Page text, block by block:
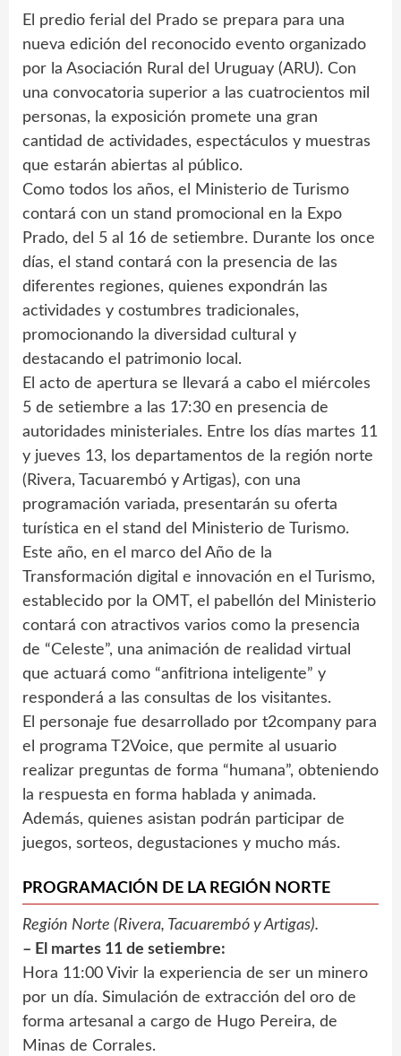
El predio ferial del Prado se prepara para una
nueva edición del reconocido evento organizado
por la Asociación Rural del Uruguay (ARU). Con
una convocatoria superior a las cuatrocientos mil
personas, la exposición promete una gran
cantidad de actividades, espectáculos y muestras
que estarán abiertas al público.
Como todos los años, el Ministerio de Turismo
contará con un stand promocional en la Expo
Prado, del 5 al 16 de setiembre. Durante los once
días, el stand contará con la presencia de las
diferentes regiones, quienes expondrán las
actividades y costumbres tradicionales,
promocionando la diversidad cultural y
destacando el patrimonio local.
El acto de apertura se llevará a cabo el miércoles
5 de setiembre a las 17:30 en presencia de
autoridades ministeriales. Entre los días martes 11
y jueves 13, los departamentos de la región norte
(Rivera, Tacuarembó y Artigas), con una
programación variada, presentarán su oferta
turística en el stand del Ministerio de Turismo.
Este año, en el marco del Año de la
Transformación digital e innovación en el Turismo,
establecido por la OMT, el pabellón del Ministerio
contará con atractivos varios como la presencia
de “Celeste”, una animación de realidad virtual
que actuará como “anfitriona inteligente” y
responderá a las consultas de los visitantes.
El personaje fue desarrollado por t2company para
el programa T2Voice, que permite al usuario
realizar preguntas de forma “humana”, obteniendo
la respuesta en forma hablada y animada.
Además, quienes asistan podrán participar de
juegos, sorteos, degustaciones y mucho más.
PROGRAMACIÓN DE LA REGIÓN NORTE
Región Norte (Rivera, Tacuarembó y Artigas).
– El martes 11 de setiembre:
Hora 11:00 Vivir la experiencia de ser un minero
por un día. Simulación de extracción del oro de
forma artesanal a cargo de Hugo Pereira, de
Minas de Corrales.